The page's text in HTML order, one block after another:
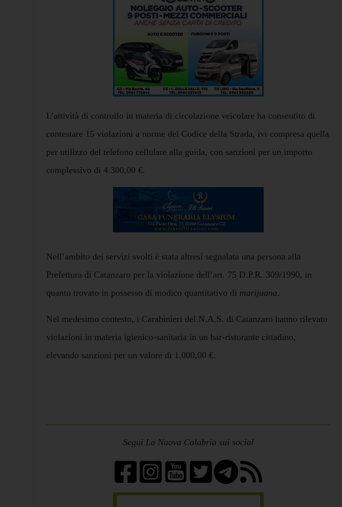
L’attività di controllo in materia di circolazione veicolare ha consentito di
contestare 15 violazioni a norme del Codice della Strada, ivi compresa quella
per utilizzo del telefono cellulare alla guida, con sanzioni per un importo
complessivo di 4.300,00 €.
Nell’ambito dei servizi svolti è stata altresì segnalata una persona alla
Prefettura di Catanzaro per la violazione dell’art. 75 D.P.R. 309/1990, in
quanto trovato in possesso di modico quantitativo di marijuana.
Nel medesimo contesto, i Carabinieri del N.A.S. di Catanzaro hanno rilevato
violazioni in materia igienico-sanitaria in un bar-ristorante cittadino,
elevando sanzioni per un valore di 1.000,00 €.
Segui La Nuova Calabria sui social